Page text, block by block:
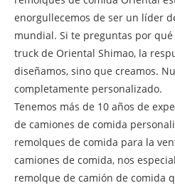
enorgullecemos de ser un líder
mundial. Si te preguntas por
truck de Oriental Shimao, la
diseñamos, sino que creamos.
completamente personalizado.
Tenemos más de 10 años de
de camiones de comida
remolques de comida para la
camiones de comida, nos
remolque de camión de comida